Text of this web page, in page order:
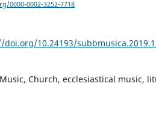
0000-0002-3252-7718
10.24193/
Music, Church, ecclesiastical music,